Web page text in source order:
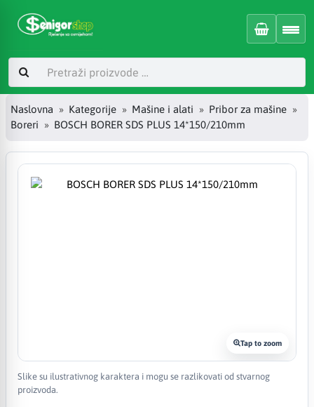
Naslovna Kategorije Mašine i alati
Pribor za mašine
Boreri
BOSCH BORER SDS PLUS 14*150/210mm
Tap to zoom
Slike su ilustrativnog karaktera i mogu se razlikovati od stvarnog
proizvoda.